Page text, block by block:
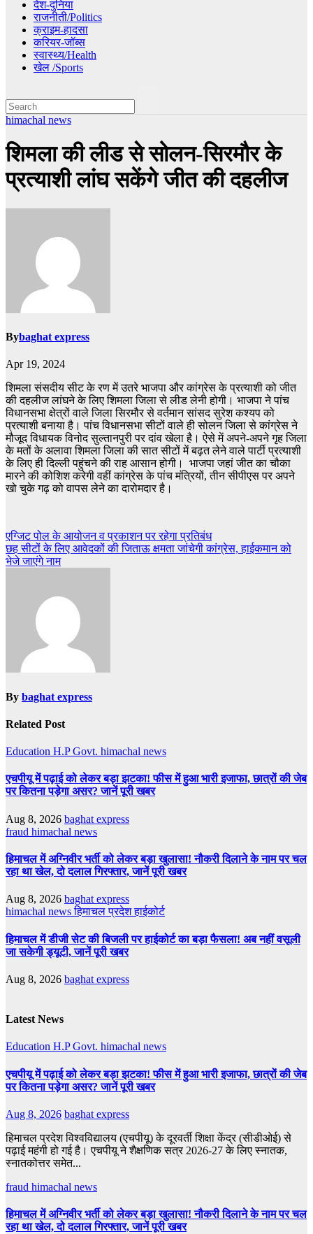
देश-दुनिया
राजनीती/Politics
क्राइम-हादसा
करियर-जॉब्स
स्वास्थ्य/Health
खेल /Sports
himachal news
शिमला की लीड से सोलन-सिरमौर के
प्रत्याशी लांघ सकेंगे जीत की दहलीज
Bybaghat express
Apr 19, 2024
शिमला संसदीय सीट के रण में उतरे भाजपा और कांग्रेस के प्रत्याशी को जीत
की दहलीज लांघने के लिए शिमला जिला से लीड लेनी होगी। भाजपा ने पांच
विधानसभा क्षेत्रों वाले जिला सिरमौर से वर्तमान सांसद सुरेश कश्यप को
प्रत्याशी बनाया है। पांच विधानसभा सीटों वाले ही सोलन जिला से कांग्रेस ने
मौजूद विधायक विनोद सुल्तानपुरी पर दांव खेला है। ऐसे में अपने-अपने गृह जिला
के मतों के अलावा शिमला जिला की सात सीटों में बढ़त लेने वाले पार्टी प्रत्याशी
के लिए ही दिल्ली पहुंचने की राह आसान होगी। भाजपा जहां जीत का चौका
मारने की कोशिश करेगी वहीं कांग्रेस के पांच मंत्रियों, तीन सीपीएस पर अपने
खो चुके गढ़ को वापस लेने का दारोमदार है।
Post
navigation
एग्जिट पोल के आयोजन व प्रकाशन पर रहेगा प्रतिबंध
छह सीटों के लिए आवेदकों की जिताऊ क्षमता जांचेगी कांग्रेस, हाईकमान को
भेजे जाएंगे नाम
By baghat express
Related Post
Education H.P Govt. himachal news
एचपीयू में पढ़ाई को लेकर बड़ा झटका! फीस में हुआ भारी इजाफा, छात्रों की जेब
पर कितना पड़ेगा असर? जानें पूरी खबर
Aug 8, 2026 baghat express
fraud himachal news
हिमाचल में अग्निवीर भर्ती को लेकर बड़ा खुलासा! नौकरी दिलाने के नाम पर चल
रहा था खेल, दो दलाल गिरफ्तार, जानें पूरी खबर
Aug 8, 2026 baghat express
himachal newsहिमाचल प्रदेश हाईकोर्ट
हिमाचल में डीजी सेट की बिजली पर हाईकोर्ट का बड़ा फैसला! अब नहीं वसूली
जा सकेगी ड्यूटी, जानें पूरी खबर
Aug 8, 2026 baghat express
Latest News
Education H.P Govt. himachal news
एचपीयू में पढ़ाई को लेकर बड़ा झटका! फीस में हुआ भारी इजाफा, छात्रों की जेब
पर कितना पड़ेगा असर? जानें पूरी खबर
Aug 8, 2026 baghat express
हिमाचल प्रदेश विश्वविद्यालय (एचपीयू) के दूरवर्ती शिक्षा केंद्र (सीडीओई) से
पढ़ाई महंगी हो गई है। एचपीयू ने शैक्षणिक सत्र 2026-27 के लिए स्नातक,
स्नातकोत्तर समेत...
fraud himachal news
हिमाचल में अग्निवीर भर्ती को लेकर बड़ा खुलासा! नौकरी दिलाने के नाम पर चल
रहा था खेल, दो दलाल गिरफ्तार, जानें पूरी खबर